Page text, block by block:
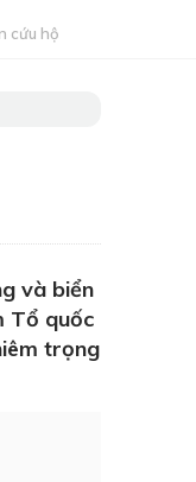
cứu hộ
và biển
Tổ quốc
trọng